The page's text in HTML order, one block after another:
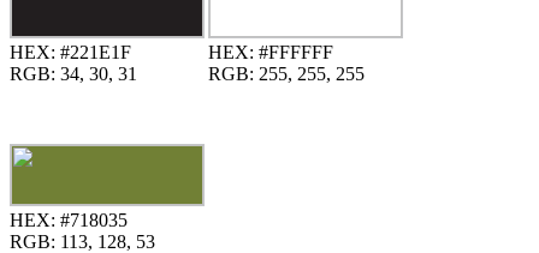
HEX: #221E1F
RGB: 34, 30, 31
HEX: #FFFFFF
RGB: 255, 255, 255
HEX: #718035
RGB: 113, 128, 53